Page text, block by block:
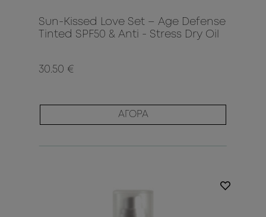
Sun-Kissed Love Set – Age Defense
Tinted SPF50 & Anti - Stress Dry Oil
30.50 €
ΑΓΟΡΑ